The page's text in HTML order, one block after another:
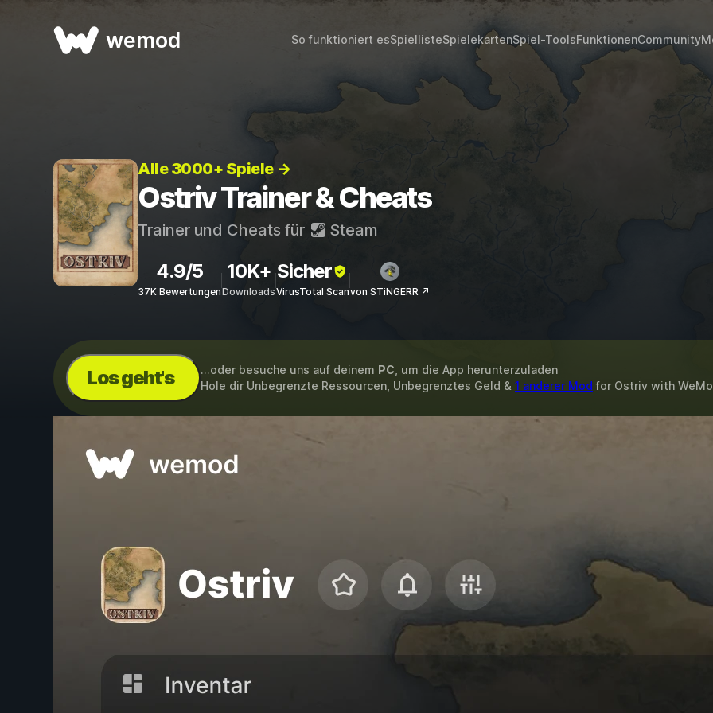
wemod So funktioniert esSpiellisteSpielekartenSpiel-ToolsFunktionenCommunity
Alle 3000+ Spiele →
Ostriv Trainer & Cheats
Trainer und Cheats für Steam
4.9/5
37K Bewertungen
10K+
Downloads
Sicher
VirusTotal Scanvon STiNGERR ↗
Los geht's ...oder besuche uns auf deinem PC , um die App herunterzuladen
Hole dir Unbegrenzte Ressourcen, Unbegrenztes Geld & 1 anderer Mod for Ostriv with